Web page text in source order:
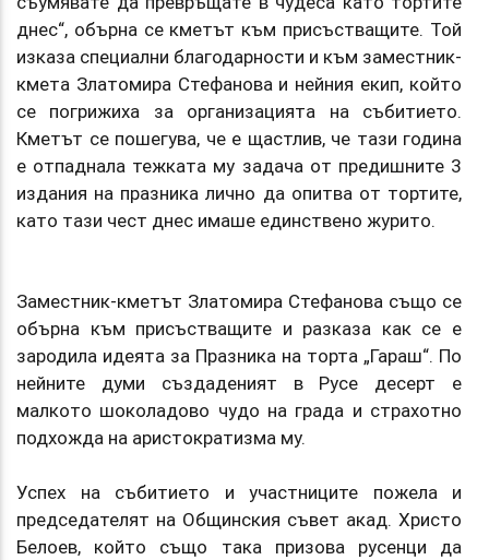
днес“, обърна се кметът към присъстващите. Той
изказа специални благодарности и към заместник-
кмета Златомира Стефанова и нейния екип, който
се погрижиха за организацията на събитието.
Кметът се пошегува, че е щастлив, че тази година
е отпаднала тежката му задача от предишните 3
издания на празника лично да опитва от тортите,
като тази чест днес имаше единствено журито.
Заместник-кметът Златомира Стефанова също се
обърна към присъстващите и разказа как се е
зародила идеята за Празника на торта „Гараш“. По
нейните думи създаденият в Русе десерт е
малкото шоколадово чудо на града и страхотно
подхожда на аристократизма му.
Успех на събитието и участниците пожела и
председателят на Общинския съвет акад. Христо
Белоев, който също така призова русенци да